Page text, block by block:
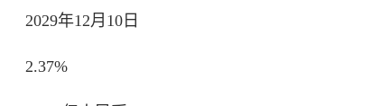
2029年12月10日
2.37%